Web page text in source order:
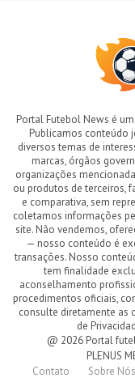
Portal Futebol News é
Publicamos conteúdo
diversos temas de
marcas, órgãos
organizações
ou produtos de terceiros,
e comparativa, sem
coletamos informações
site. Não vendemos,
— nosso conteúdo é
transações. Nosso
tem finalidade
aconselhamento
procedimentos oficiais,
consulte diretamente as
de
@ 2026 Portal
PLENUS
Contato
Sobre Nós